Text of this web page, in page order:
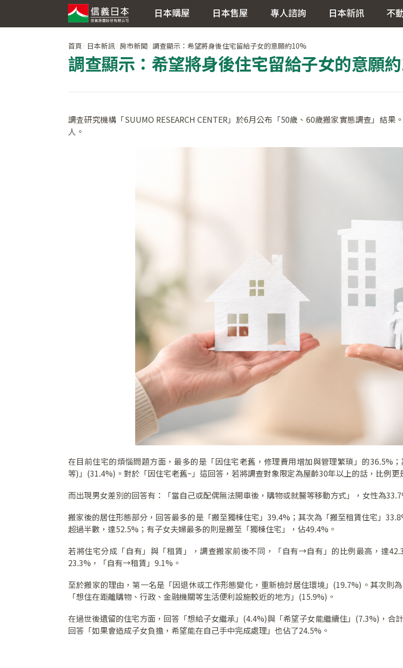
日本購屋 日本售屋 專人諮詢 日本新訊 不
首頁 日本新訊 房市新聞 調查顯示：希望將身後住宅留給子女的意願約10%
調查顯示：希望將身後住宅留給子女的意願
調査研究機構「SUUMO RESEARCH CENTER」於6月公布「50歲、60歲搬家實態調查」結
人。
在目前住宅的煩惱問題方面，最多的是「因住宅老舊，修理費用增加與管理繁瑣」的36.5%
等)」(31.4%)。對於「因住宅老舊~」這回答，若將調查對象限定為屋齡30年以上的話，比例更
而出現男女差別的回答有：「當自己或配偶無法開車後，購物或就醫等移動方式」，女性為
搬家後的居住形態部分，回答最多的是「搬至獨棟住宅」39.4%；其次為「搬至租賃住宅」
超過半數，達52.5%；有子女夫婦最多的則是搬至「獨棟住宅」，佔49.4%。
若將住宅分成「自有」與「租賃」，調查搬家前後不同，「自有→自有」的比例最高，達
23.3%，「自有→租賃」9.1%。
至於搬家的理由，第一名是「因退休或工作形態變化，重新檢討居住環境」(19.7%)。其次則
「想住在距離購物、行政、金融機關等生活便利設施較近的地方」(15.9%)。
在過世後遺留的住宅方面，回答「想給子女繼承」(4.4%)與「希望子女能繼續住」(7.3%)，合
回答「如果會造成子女負擔，希望能在自己手中完成處理」也佔了24.5%。